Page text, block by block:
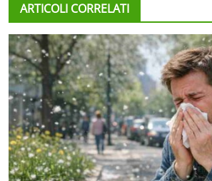
ARTICOLI CORRELATI